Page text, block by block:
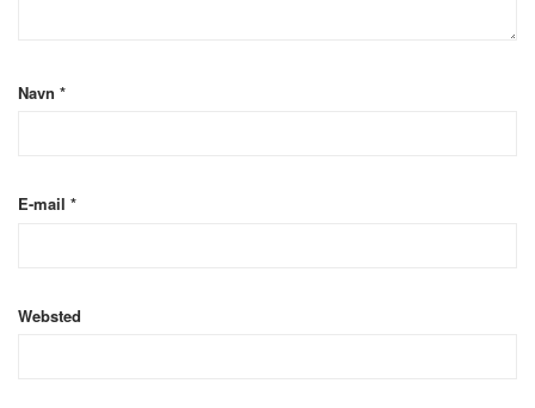
Navn *
E-mail *
Websted